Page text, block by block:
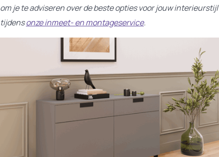
om je te adviseren over de beste opties voor jouw interieurstijl
tijdensonze inmeet- en montageservice.